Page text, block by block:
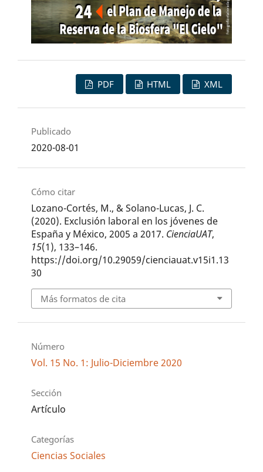
PDF HTML XML
Publicado
2020-08-01
Cómo citar
Lozano-Cortés, M., & Solano-Lucas, J. C.
(2020). Exclusión laboral en los jóvenes de
España y México, 2005 a 2017. CienciaUAT,
15(1), 133–146.
https://doi.org/10.29059/cienciauat.v15i1.13
30
Más formatos de cita
Número
Vol. 15 No. 1: Julio-Diciembre 2020
Sección
Artículo
Categorías
Ciencias Sociales